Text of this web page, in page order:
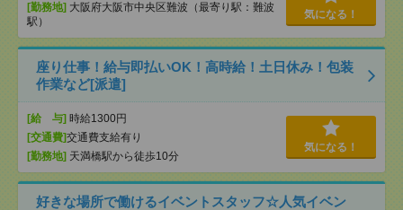
[勤務地] 大阪府大阪市中央区難波（最寄り駅：難波
駅）
気になる！
座り仕事！給与即払いOK！高時給！土日休み！包装
作業など[派遣]
[給 与] 時給1300円
[交通費]交通費支給有り
[勤務地] 天満橋駅から徒歩10分
気になる！
好きな場所で働けるイベントスタッフ☆人気イベン